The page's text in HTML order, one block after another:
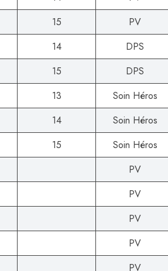
15 PV
14 DPS
15 DPS
13 Soin Héros
14 Soin Héros
15 Soin Héros
PV
PV
PV
PV
PV